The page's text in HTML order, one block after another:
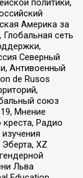
политики,
Америка за
сеть
Северный
Антивоенный
de Rusos
союз
Мнение
Радио
XZ
Льва